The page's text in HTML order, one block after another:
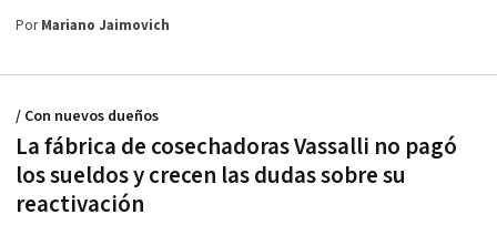
PorMariano Jaimovich
La fábrica de cosechadoras Vassalli no pagó
los sueldos y crecen las dudas sobre su
reactivación
/ Con nuevos dueños